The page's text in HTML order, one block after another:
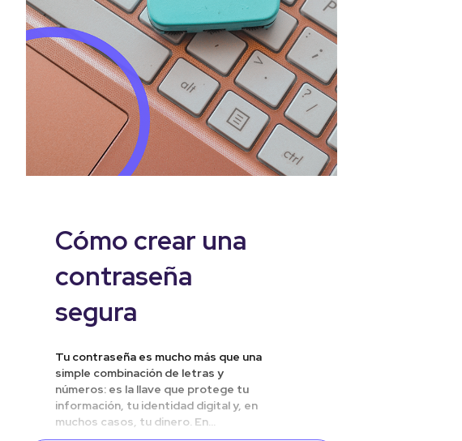
Cómo crear una
contraseña
segura
Tu contraseña es mucho más que una
simple combinación de letras y
números: es la llave que protege tu
información, tu identidad digital y, en
muchos casos, tu dinero. En...